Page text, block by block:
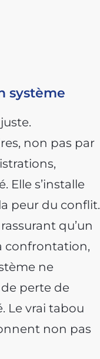
système
non pas par
Elle s’installe
peur du conflit.
qu’un
confrontation,
ne
perte de
Le vrai tabou
non pas